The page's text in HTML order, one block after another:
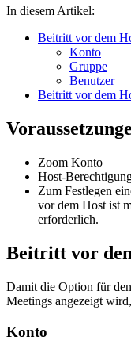
In diesem Artikel:
Beitritt vor dem
Konto
Gruppe
Benutzer
Beitritt vor dem
Zoom Konto
Host-
Zum Festlegen
vor dem Host ist
erforderlich.
Beitritt vor
Damit die Option für
Meetings angezeigt
Konto